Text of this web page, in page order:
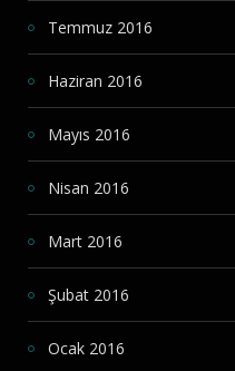
Temmuz 2016
Haziran 2016
Mayıs 2016
Nisan 2016
Mart 2016
Şubat 2016
Ocak 2016